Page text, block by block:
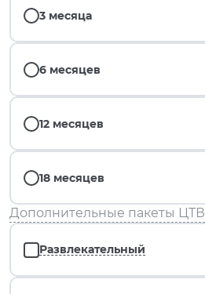
3 месяца
6 месяцев
12 месяцев
18 месяцев
Дополнительные пакеты ЦТВ
Развлекательный